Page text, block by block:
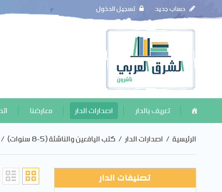
تسجيل الدخول حساب جديد
تعريف بالدار اصدارات الدار معارضنا
الرئيسية / اصدارات الدار / كتب اليافعين والناشئة (5-8 سنوات) /
تصنيفات الدار